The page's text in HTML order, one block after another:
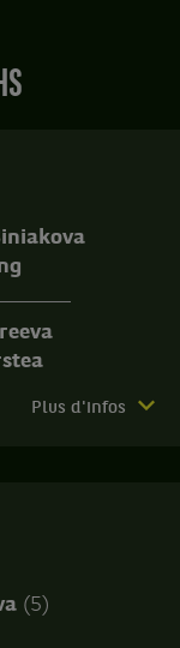
Plus d'infos
(5)